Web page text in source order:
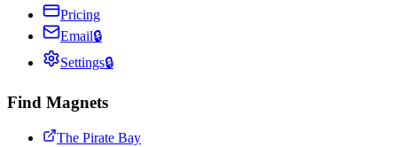
Pricing
Email🔒
Settings🔒
Find Magnets
The Pirate Bay